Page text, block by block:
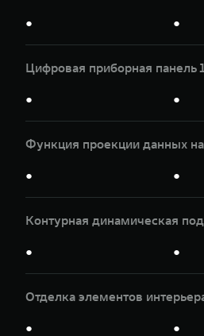
● ●
Цифровая приборная панель
● ●
Функция проекции данных
● ●
Контурная динамическая
● ●
Отделка элементов
● ●